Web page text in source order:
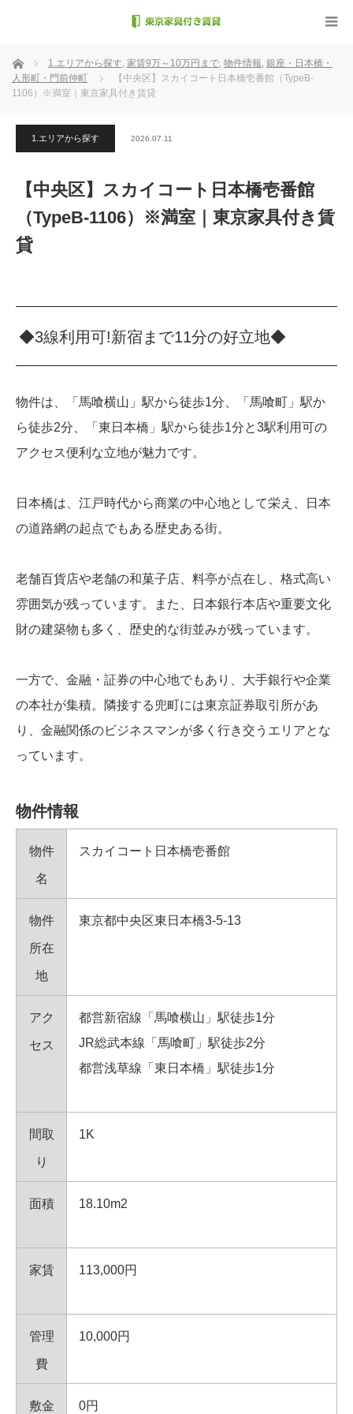
ホーム 1.エリアから探す, 家賃9万～10万円まで, 物件情報, 銀座・日本橋・
人形町・門前仲町
【中央区】スカイコート日本橋壱番館（TypeB-
1106）※満室｜東京家具付き賃貸
1.エリアから探す 2026.07.11
【中央区】スカイコート日本橋壱番館
（TypeB-1106）※満室｜東京家具付き賃
貸
◆3線利用可!新宿まで11分の好立地◆
物件は、「馬喰横山」駅から徒歩1分、「馬喰町」駅か
ら徒歩2分、「東日本橋」駅から徒歩1分と3駅利用可の
アクセス便利な立地が魅力です。
日本橋は、江戸時代から商業の中心地として栄え、日本
の道路網の起点でもある歴史ある街。
老舗百貨店や老舗の和菓子店、料亭が点在し、格式高い
雰囲気が残っています。また、日本銀行本店や重要文化
財の建築物も多く、歴史的な街並みが残っています。
一方で、金融・証券の中心地でもあり、大手銀行や企業
の本社が集積。隣接する兜町には東京証券取引所があ
り、金融関係のビジネスマンが多く行き交うエリアとな
っています。
物件情報
物件
名
スカイコート日本橋壱番館
物件
所在
地
東京都中央区東日本橋3-5-13
アク
セス
都営新宿線「馬喰横山」駅徒歩1分
JR総武本線「馬喰町」駅徒歩2分
都営浅草線「東日本橋」駅徒歩1分
間取
り
1K
面積 18.10m2
家賃 113,000円
管理
費
10,000円
敷金 0円